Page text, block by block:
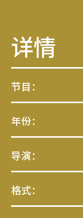
详情
节目：
年份：
导演：
格式：